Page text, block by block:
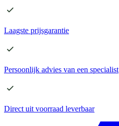
Laagste prijsgarantie
Persoonlijk advies van een specialist
Direct uit voorraad leverbaar